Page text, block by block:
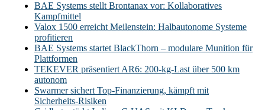
BAE Systems stellt Brontanax vor: Kollaboratives
Kampfmittel
Valox 1500 erreicht Meilenstein: Halbautonome Systeme
profitieren
BAE Systems startet BlackThorn – modulare Munition für
Plattformen
TEKEVER präsentiert AR6: 200-kg-Last über 500 km
autonom
Swarmer sichert Top-Finanzierung, kämpft mit
Sicherheits-Risiken